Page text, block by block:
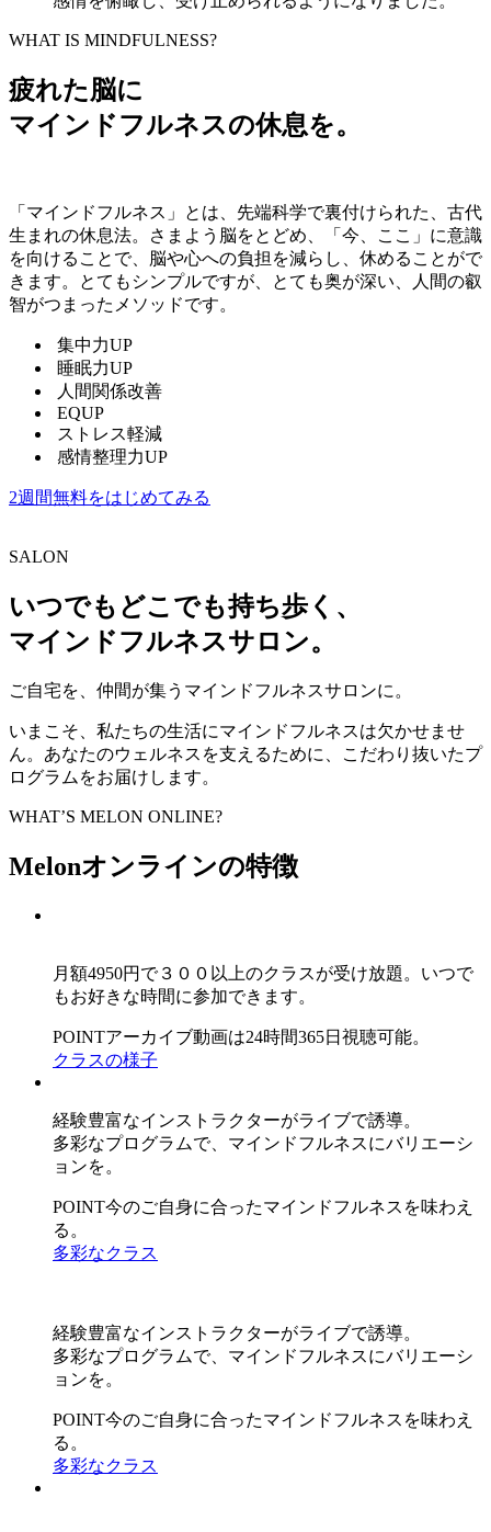
WHAT IS MINDFULNESS?
疲れた脳に
マインドフルネスの休息を。
「マインドフルネス」とは、先端科学で裏付けられた、古代
生まれの休息法。さまよう脳をとどめ、「今、ここ」に意識
を向けることで、脳や心への負担を減らし、休めることがで
きます。とてもシンプルですが、とても奥が深い、人間の叡
智がつまったメソッドです。
集中力UP
睡眠力UP
人間関係改善
EQUP
ストレス軽減
感情整理力UP
2週間無料をはじめてみる
SALON
いつでもどこでも持ち歩く、
マインドフルネスサロン。
ご自宅を、仲間が集うマインドフルネスサロンに。
いまこそ、私たちの生活にマインドフルネスは欠かせませ
ん。あなたのウェルネスを支えるために、こだわり抜いたプ
ログラムをお届けします。
WHAT’S MELON ONLINE?
Melonオンラインの特徴
月額4950円で３００以上のクラスが受け放題。いつで
もお好きな時間に参加できます。
POINTアーカイブ動画は24時間365日視聴可能。
クラスの様子
経験豊富なインストラクターがライブで誘導。
多彩なプログラムで、マインドフルネスにバリエーシ
ョンを。
POINT今のご自身に合ったマインドフルネスを味わえ
る。
多彩なクラス
経験豊富なインストラクターがライブで誘導。
多彩なプログラムで、マインドフルネスにバリエーシ
ョンを。
POINT今のご自身に合ったマインドフルネスを味わえ
る。
多彩なクラス